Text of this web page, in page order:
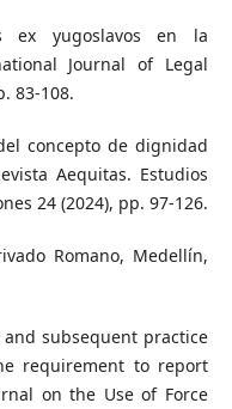
ex yugoslavos en la
Journal of Legal
83-108.
concepto de dignidad
Aequitas. Estudios
24 (2024), pp. 97-126.
Romano, Medellín,
and subsequent practice
requirement to report
on the Use of Force